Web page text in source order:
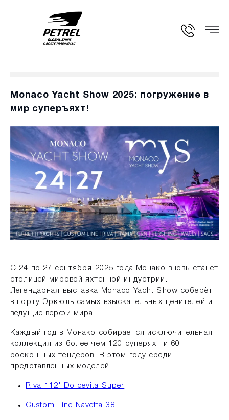
Monaco Yacht Show 2025: погружение в
мир суперъяхт!
С 24 по 27 сентября 2025 года Монако вновь станет
столицей мировой яхтенной индустрии.
Легендарная выставка Monaco Yacht Show соберёт
в порту Эркюль самых взыскательных ценителей и
ведущие верфи мира.
Каждый год в Монако собирается исключительная
коллекция из более чем 120 суперяхт и 60
роскошных тендеров. В этом году среди
представленных моделей:
Riva 112' Dolcevita Super
Custom Line Navetta 38